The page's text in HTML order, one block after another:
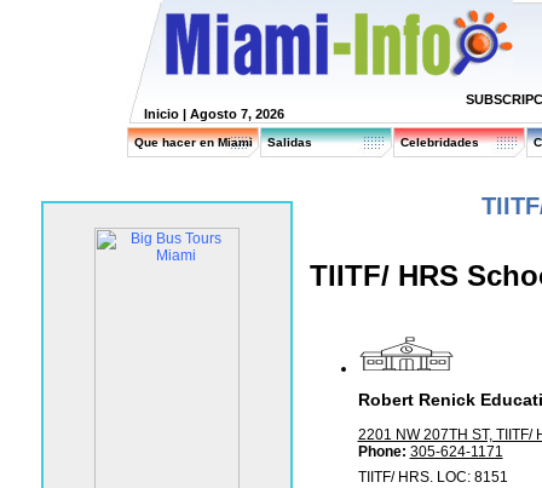
Inicio | Agosto 7, 2026
Que hacer en Miami Salidas Celebridades
TIITF/ HRS
Robert Renick
2201 NW 207TH ST, TIITF/
Phone: 305-624-1171
TIITF/ HRS. LOC: 8151